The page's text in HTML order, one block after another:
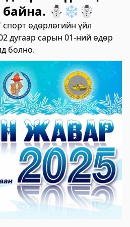
даатгалын
цагдаагийн газар
Даргын Тамгын
Төрийн цахим
байна. ⛄️❄️☃️
өдөрлөгийн үйл
дугаар сарын 01-ний өдөр
болно.